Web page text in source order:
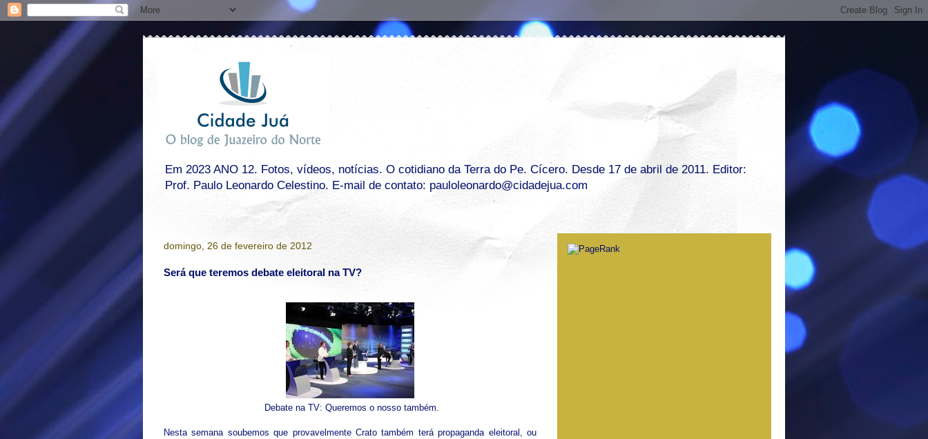
Em 2023 ANO 12. Fotos, vídeos, notícias. O cotidiano da Terra do Pe. Cícero. Desde 17 de abril de 2011. Editor:
Prof. Paulo Leonardo Celestino. E-mail de contato: pauloleonardo@cidadejua.com
domingo, 26 de fevereiro de 2012
Será que teremos debate eleitoral na TV?
Debate na TV: Queremos o nosso também.
Nesta semana soubemos que provavelmente Crato também terá propaganda eleitoral, ou